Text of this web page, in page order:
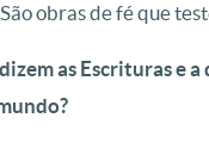
obras de fé que
as Escrituras e